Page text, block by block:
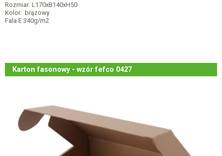
Rozmiar: L170xB140xH50
Kolor: brązowy
Fala E 340g/m2
Karton fasonowy - wzór fefco 0427